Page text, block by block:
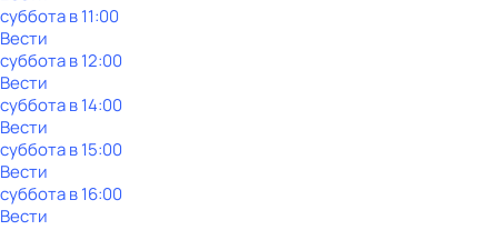
субботав11:00
Вести
субботав12:00
Вести
субботав14:00
Вести
субботав15:00
Вести
субботав16:00
Вести